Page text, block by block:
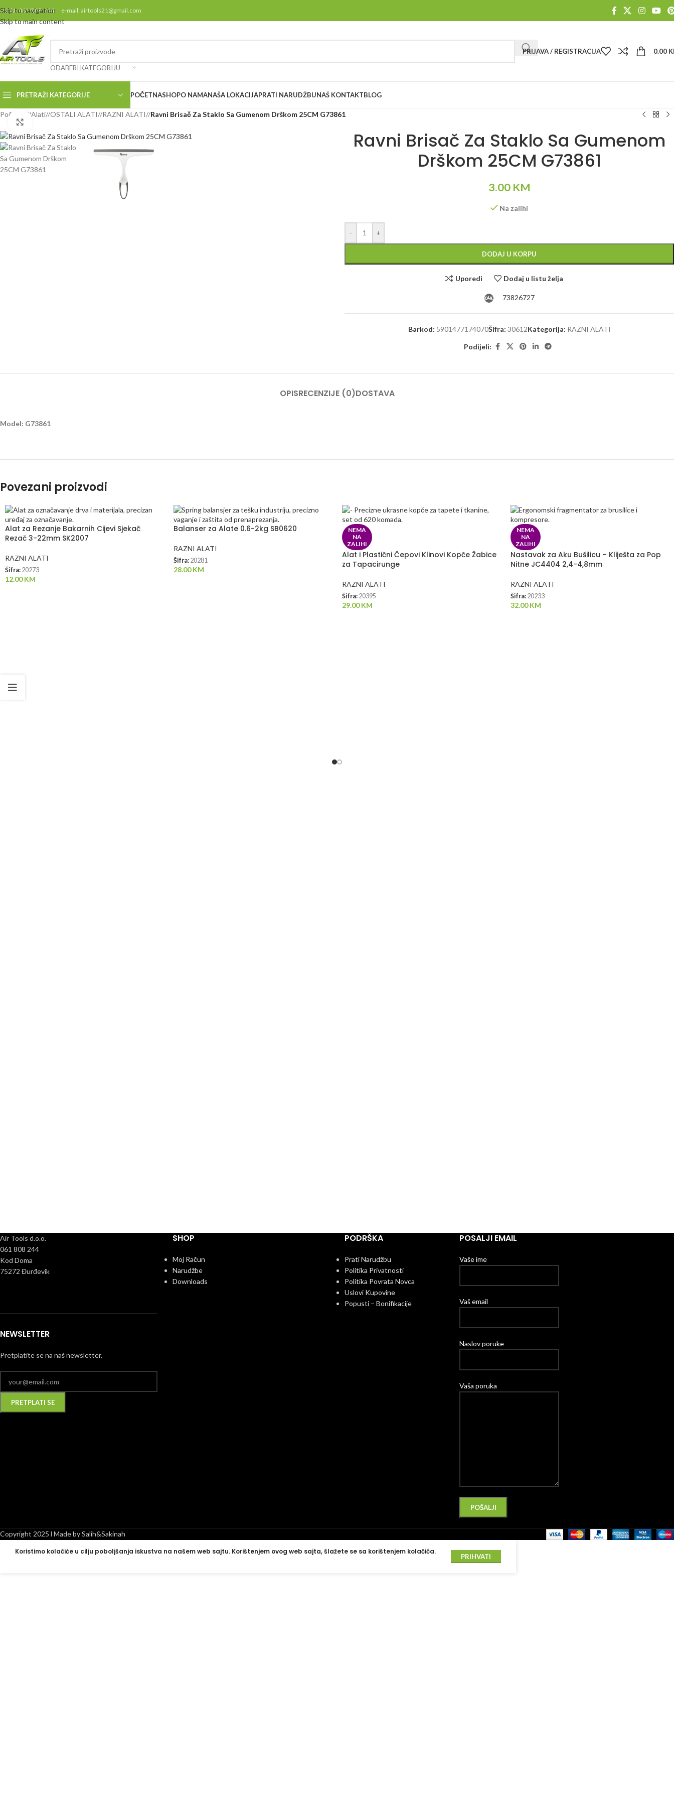
Skip to navigation
Skip to main content
061/808-244 e-mail: airtools21@gmail.com
ODABERI KATEGORIJU
PRIJAVA / REGISTRACIJA 0.00
PRETRAŽI KATEGORIJE POČETNASHOPO NAMANAŠA LOKACIJAPRATI NARUDŽBUNAŠ KONTAKTBLOG
Početna Alati/ OSTALI ALATI/ RAZNI ALATI/ Ravni Brisač Za Staklo Sa Gumenom Drškom 25CM G73861
Ravni Brisač Za Staklo Sa Gumenom
Drškom 25CM G73861
3.00 KM
Na zalihi
- +
DODAJ U KORPU
Uporedi Dodaj u listu želja
73826727
Barkod: 5901477174070Šifra: 30612Kategorija: RAZNI ALATI
Podijeli:
OPISRECENZIJE (0)DOSTAVA
Model: G73861
Povezani proizvodi
Alat za Rezanje Bakarnih Cijevi Sjekač
Rezač 3-22mm SK2007
RAZNI ALATI
Šifra: 20273
12.00KM
Balanser za Alate 0.6-2kg SB0620
RAZNI ALATI
Šifra: 20281
28.00KM
NEMA
NA
ZALIHI
Alat i Plastični Čepovi Klinovi Kopče Žabice
za Tapacirunge
RAZNI ALATI
Šifra: 20395
29.00KM
NEMA
NA
ZALIHI
Nastavak za Aku Bušilicu – Kliješta za Pop
Nitne JC4404 2,4-4,8mm
RAZNI ALATI
Šifra: 20233
32.00KM
Air Tools d.o.o.
061 808 244
Kod Doma
75272 Đurđevik
NEWSLETTER
Pretplatite se na naš newsletter.
SHOP
Moj Račun
Narudžbe
Downloads
PODRŠKA
Prati Narudžbu
Politika Privatnosti
Politika Povrata Novca
Uslovi Kupovine
Popusti – Bonifikacije
POSALJI EMAIL
Vaše ime
Vaš email
Naslov poruke
Vaša poruka
Copyright 2025 l Made by Salih&Sakinah
Koristimo kolačiće u cilju poboljšanja iskustva na našem web sajtu. Korištenjem ovog web sajta, šlažete se sa korištenjem kolačića.
PRIHVATI